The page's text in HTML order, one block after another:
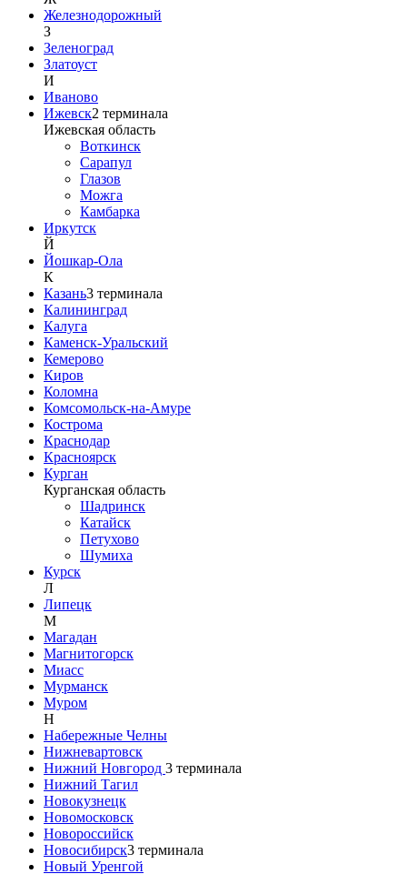
Железнодорожный
З
Зеленоград
Златоуст
И
Иваново
Ижевск2 терминала
Ижевская область
Воткинск
Сарапул
Глазов
Можга
Камбарка
Иркутск
Й
Йошкар-Ола
К
Казань3 терминала
Калининград
Калуга
Каменск-Уральский
Кемерово
Киров
Коломна
Комсомольск-на-Амуре
Кострома
Краснодар
Красноярск
Курган
Курганская область
Шадринск
Катайск
Петухово
Шумиха
Курск
Л
Липецк
М
Магадан
Магнитогорск
Миасс
Мурманск
Муром
Н
Набережные Челны
Нижневартовск
Нижний Новгород 3 терминала
Нижний Тагил
Новокузнецк
Новомосковск
Новороссийск
Новосибирск3 терминала
Новый Уренгой